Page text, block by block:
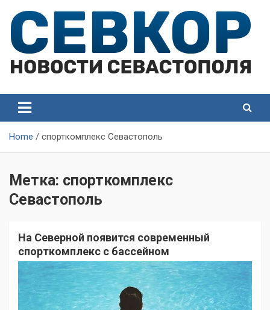
content
Севастополя
Севастополя
Home спорткомплекс Севастополь
Метка: спорткомплекс
Севастополь
На Северной появится современный
спорткомплекс с бассейном